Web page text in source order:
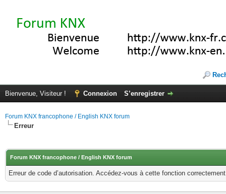
Bienvenue, Visiteur ! Connexion S’enregistrer
Forum KNX francophone / English KNX forum
Erreur
Forum KNX francophone / English KNX forum
Erreur de code d’autorisation. Accédez-vous à cette fonction